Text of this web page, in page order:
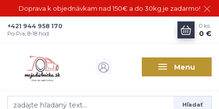
Doprava k objednávkam nad 150€ a do 30kg je zadarmo!
Menu
Hľadať
+421 944 958 170
Po-Pia, 8-18 hod.
0 ks
0 €